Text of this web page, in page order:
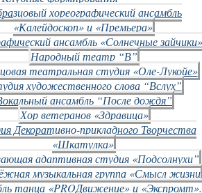
хореографический ансамбль
«Калейдоскоп» и «Премьера»
ансамбль «Солнечные
Народный театр “В”
театральная студия «Оле-Лукойе»
художественного слова “Вслух”
ансамбль “После дождя”
Хор ветеранов «Здравица»
Декоративно-прикладного Творчества
«Шкатулка»
адаптивная студия «Подсолнухи”
музыкальная группа «Смысл жизни
танца «PROДвижение» и «Экспромт».